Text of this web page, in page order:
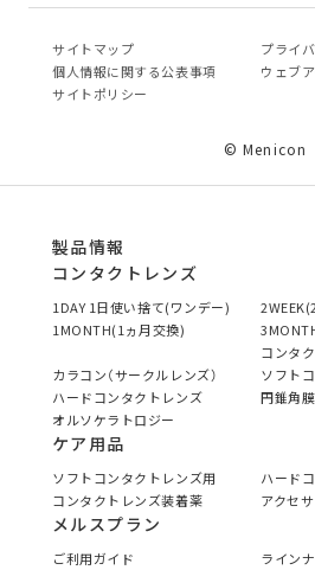
サイトマップ
プライ
個⼈情報に関する公表事項
ウェブ
サイトポリシー
© Menicon
製品情報
コンタクトレンズ
1DAY 1日使い捨て(ワンデー)
1MONTH(1ヵ月交換)
コンタ
カラコン（サークルレンズ）
ソフト
ハードコンタクトレンズ
円錐角
オルソケラトロジー
ケア用品
ソフトコンタクトレンズ用
ハード
コンタクトレンズ装着薬
アクセ
メルスプラン
ご利用ガイド
ライン